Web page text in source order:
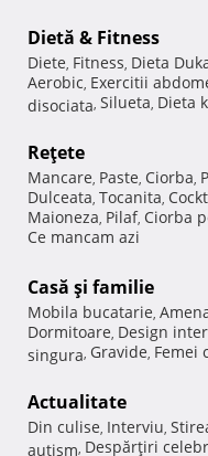
Dietă & Fitness
Diete, Fitness, Dieta
Aerobic, Exercitii
disociata, Silueta, Dieta
Reţete
Mancare, Paste, Ciorba,
Dulceata, Tocanita,
Maioneza, Pilaf, Ciorba
Ce mancam azi
Casă şi familie
Mobila bucatarie,
Dormitoare, Design
singura, Gravide, Femei
Actualitate
Din culise, Interviu,
autism, Despărţiri